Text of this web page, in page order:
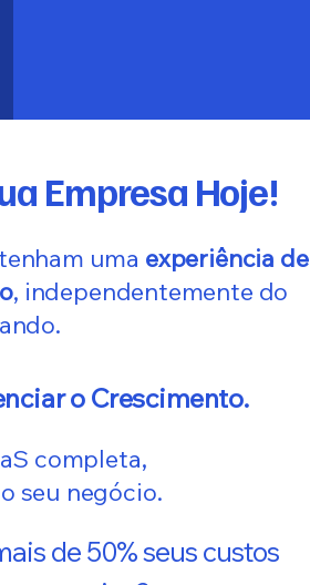
Empresa Hoje!
uma experiência de
, independentemente do
o Crescimento.
completa,
seu negócio.
de 50% seus custos